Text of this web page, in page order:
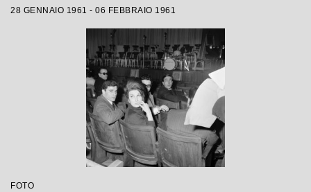
28 GENNAIO 1961 - 06 FEBBRAIO 1961
FOTO